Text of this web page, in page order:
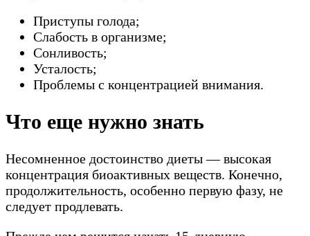
Приступы голода;
Слабость в организме;
Сонливость;
Усталость;
Проблемы с концентрацией внимания.
Что еще нужно знать
Несомненное достоинство диеты — высокая
концентрация биоактивных веществ. Конечно,
продолжительность, особенно первую фазу, не
следует продлевать.